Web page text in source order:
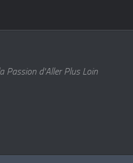
Passion d'Aller Plus Loin